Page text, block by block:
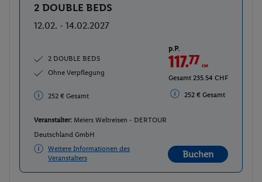
Buchen
2 DOUBLE BEDS
12.02. - 14.02.2027
2 DOUBLE BEDS
Ohne Verpflegung
252 € Gesamt
p.P.
117.77CHF
Gesamt 235.54 CHF
252 € Gesamt
Veranstalter: Meiers Weltreisen - DERTOUR
Deutschland GmbH
Weitere Informationen des
Veranstalters
Buchen